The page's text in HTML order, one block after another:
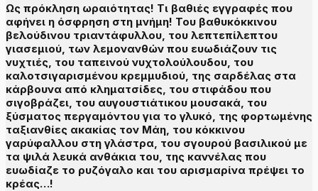
Ως πρόκληση ωραιότητας! Τι βαθιές εγγραφές που
αφήνει η όσφρηση στη μνήμη! Του βαθυκόκκινου
βελούδινου τριαντάφυλλου, του λεπτεπίλεπτου
γιασεμιού, των λεμονανθών που ευωδιάζουν τις
νυχτιές, του ταπεινού νυχτολούλουδου, του
καλοτσιγαρισμένου κρεμμυδιού, της σαρδέλας στα
κάρβουνα από κληματσίδες, του στιφάδου που
σιγοβράζει, του αυγουστιάτικου μουσακά, του
ξύσματος περγαμόντου για το γλυκό, της φορτωμένης
ταξιανθίες ακακίας τον Μάη, του κόκκινου
γαρύφαλλου στη γλάστρα, του σγουρού βασιλικού με
τα ψιλά λευκά ανθάκια του, της καννέλας που
ευωδίαζε το ρυζόγαλο και του αρισμαρίνα πρέψει το
κρέας…!